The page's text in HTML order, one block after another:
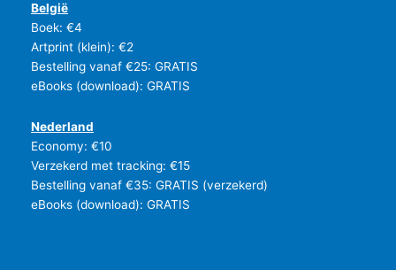
België
Boek: €4
Artprint (klein): €2
Bestelling vanaf €25: GRATIS
eBooks (download): GRATIS
Nederland
Economy: €10
Verzekerd met tracking: €15
Bestelling vanaf €35: GRATIS (verzekerd)
eBooks (download): GRATIS